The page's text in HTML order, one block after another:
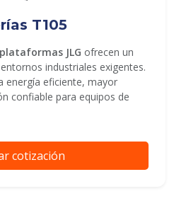
T105
JLG ofrecen un
industriales exigentes.
energía eficiente, mayor
confiable para equipos de
cotización